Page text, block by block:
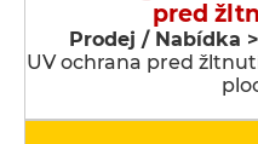
pred
Prodej / Nabídka
UV ochrana pred